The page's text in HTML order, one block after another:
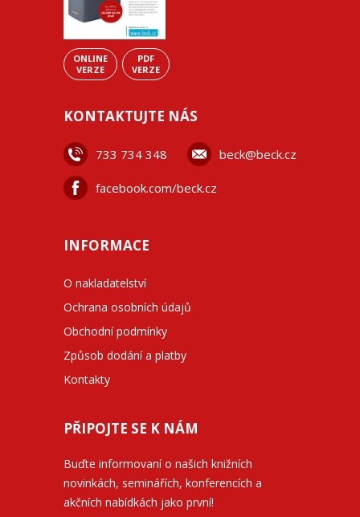
ONLINE
VERZE
PDF
VERZE
KONTAKTUJTE NÁS
733 734 348 beck@beck.cz
facebook.com/beck.cz
INFORMACE
O nakladatelství
Ochrana osobních údajů
Obchodní podmínky
Způsob dodání a platby
Kontakty
PŘIPOJTE SE K NÁM
Buďte informovaní o našich knižních
novinkách, seminářích, konferencích a
akčních nabídkách jako první!